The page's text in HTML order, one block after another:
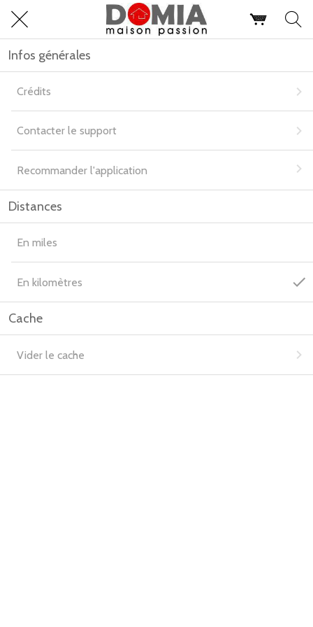
Infos générales
Crédits
Contacter le support
Recommander l'application
Distances
En miles
En kilomètres
Cache
Vider le cache